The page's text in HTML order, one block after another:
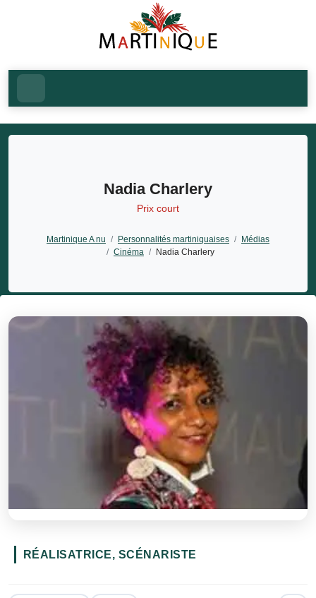
Nadia Charlery
Prix court
Martinique A nu / Personnalités martiniquaises /
Médias
/ Cinéma / Nadia Charlery
RÉALISATRICE, SCÉNARISTE